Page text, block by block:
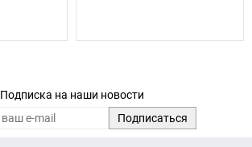
Подписка на наши новости